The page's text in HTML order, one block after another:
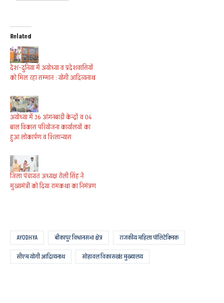
Related
देश-दुनिया में अयोध्या व प्रदेशवासियों
को मिल रहा सम्मान : योगी आदित्यनाथ
अयोध्या में 36 आंगनबाडी केन्द्रों व 04
बाल विकास परियोजना कार्यालयों का
हुआ लोकार्पण व शिलान्यास
जिला पंचायत अध्यक्ष रोली सिंह ने
मुख्यमंत्री को दिया रामकथा का निमंत्रण
AYODHYA बीकापुर विधानसभा क्षेत्र राजकीय महिला पॉलिटेक्निक
सीएम योगी आदित्यनाथ सोहावल विकासखंड मुख्यालय